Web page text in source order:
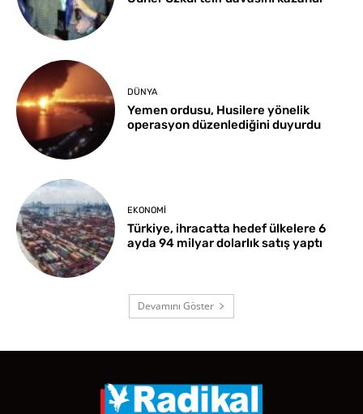
DÜNYA
Yemen ordusu, Husilere yönelik
operasyon düzenlediğini duyurdu
EKONOMI
Türkiye, ihracatta hedef ülkelere 6
ayda 94 milyar dolarlık satış yaptı
Devamını Göster